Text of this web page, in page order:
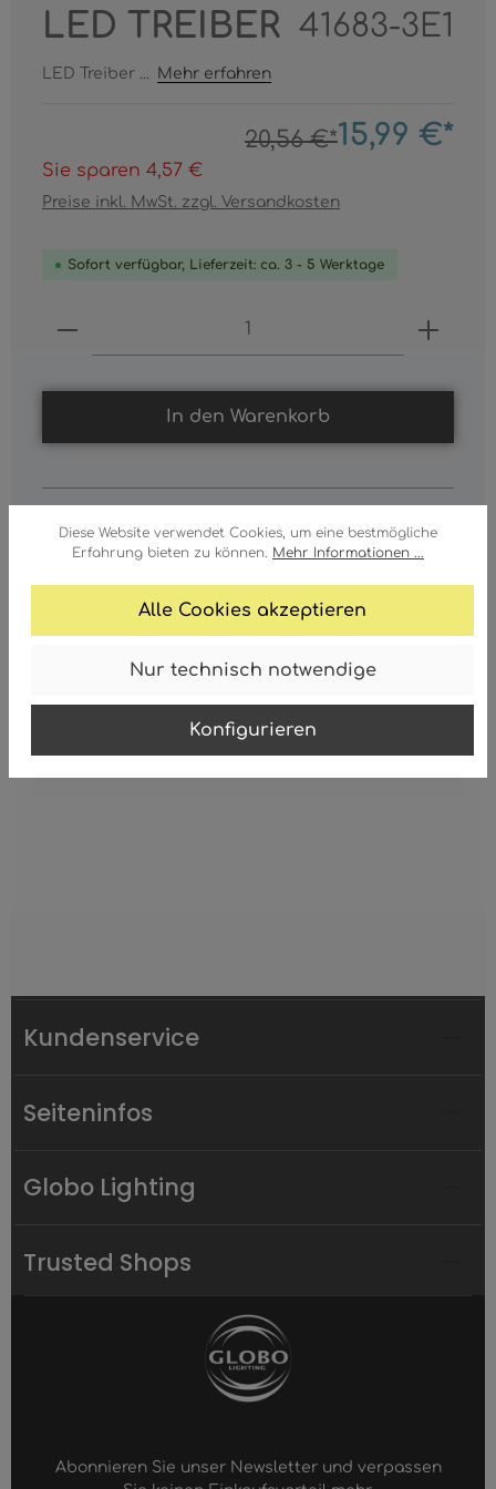
Diese Website verwendet Cookies, um eine bestmögliche
Erfahrung bieten zu können. Mehr Informationen ...
Alle Cookies akzeptieren
Nur technisch notwendige
Konfigurieren
LED TREIBER 41683-3E1
LED Treiber ... Mehr erfahren
20,56 €*15,99 €*
Sie sparen 4,57 €
Preise inkl. MwSt. zzgl. Versandkosten
Sofort verfügbar, Lieferzeit: ca. 3 - 5 Werktage
Produkt Anzahl: Gib den
In den Warenkorb
LED TREIBER
LED Treiber
Kundenservice
Seiteninfos
Globo Lighting
Trusted Shops
Abonnieren Sie unser Newsletter und verpassen